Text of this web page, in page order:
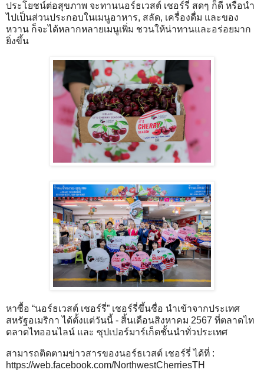
ประโยชน์ต่อสุขภาพ จะทานนอร์ธเวสต์ เชอร์รี่ สดๆ ก็ดี หรือนำ
ไปเป็นส่วนประกอบในเมนูอาหาร, สลัด, เครื่องดื่ม และของ
หวาน ก็จะได้หลากหลายเมนูเพิ่ม ชวนให้น่าทานและอร่อยมาก
ยิ่งขึ้น
หาซื้อ “นอร์ธเวสต์ เชอร์รี่” เชอร์รี่ขึ้นชื่อ นำเข้าจากประเทศ
สหรัฐอเมริกา ได้ตั้งแต่วันนี้ - สิ้นเดือนสิงหาคม 2567 ที่ตลาดไท
ตลาดไทออนไลน์ และ ซุปเปอร์มาร์เก็ตชั้นนำทั่วประเทศ
สามารถติดตามข่าวสารของนอร์ธเวสต์ เชอร์รี่ ได้ที่ :
https://web.facebook.com/NorthwestCherriesTH